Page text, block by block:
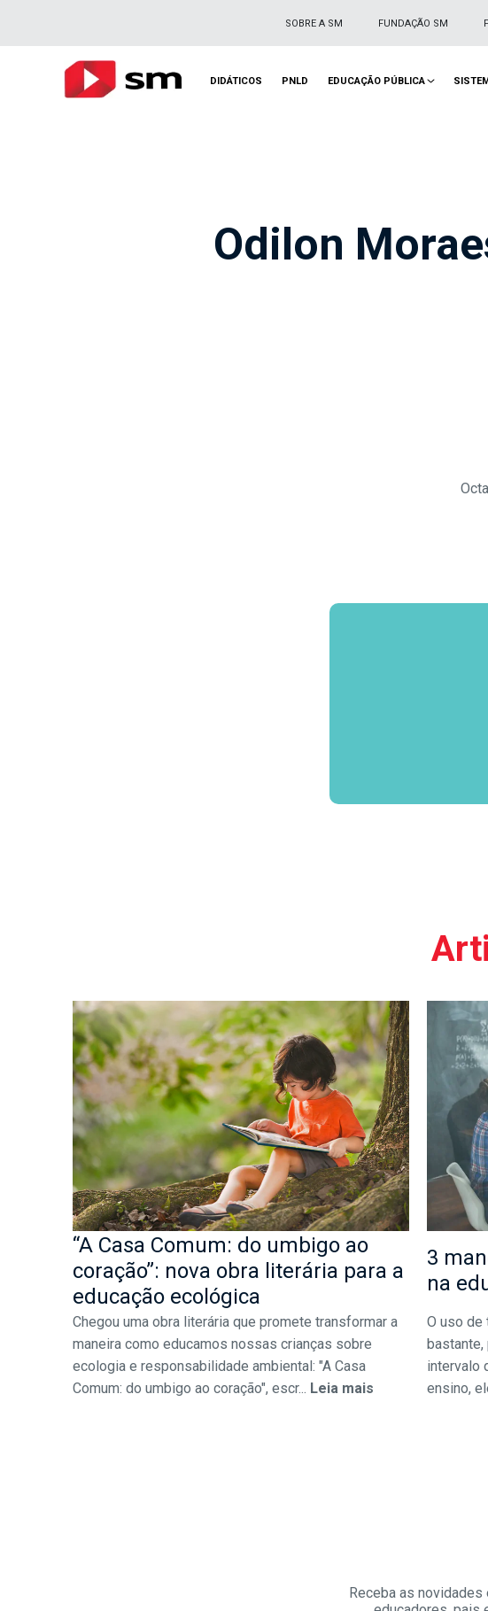
SOBRE A SM FUNDAÇÃO SM
DIDÁTICOS PNLD EDUCAÇÃO PÚBLICA
Odilon
“A Casa Comum: do umbigo ao
coração”: nova obra literária para a
educação ecológica
Chegou uma obra literária que promete transformar a
maneira como educamos nossas crianças sobre
ecologia e responsabilidade ambiental: "A Casa
Comum: do umbigo ao coração", escr... Leia mais
3
na
O uso de
bastante,
intervalo
ensino,
Receba as